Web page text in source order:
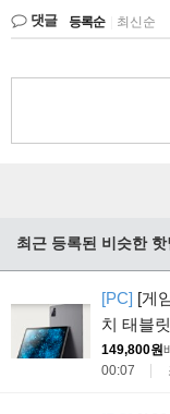
댓글 등록순 최신순
최근 등록된 비슷한 핫
[PC] [게
치 태블릿
149,800원
00:07